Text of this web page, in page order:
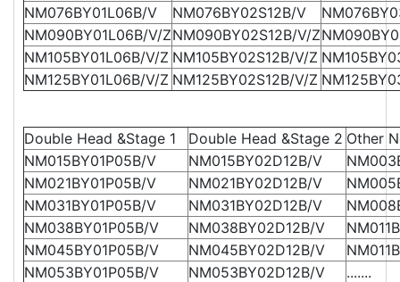
NM076BY01L06B/V
NM076BY02S12B/V
NM090BY01L06B/V/ZNM090BY02S12B/V/Z
NM105BY01L06B/V/Z NM105BY02S12B/V/Z
NM125BY01L06B/V/Z NM125BY02S12B/V/Z
Double Head &Stage 1 Double Head &Stage 2 Other
NM015BY01P05B/V
NM015BY02D12B/V
NM021BY01P05B/V
NM021BY02D12B/V
NM031BY01P05B/V
NM031BY02D12B/V
NM038BY01P05B/V
NM038BY02D12B/V
NM045BY01P05B/V
NM045BY02D12B/V
NM053BY01P05B/V
NM053BY02D12B/V
.......